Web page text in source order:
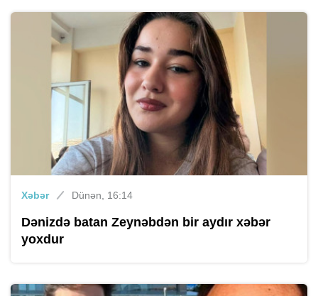
Xəbər Dünən, 16:14
Dənizdə batan Zeynəbdən bir aydır xəbər
yoxdur